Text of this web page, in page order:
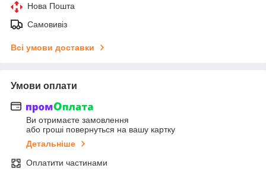
Нова Пошта
Самовивіз
Всі умови доставки
Умови оплати
Ви отримаєте замовлення
або гроші повернуться на вашу картку
Детальніше
Оплатити частинами